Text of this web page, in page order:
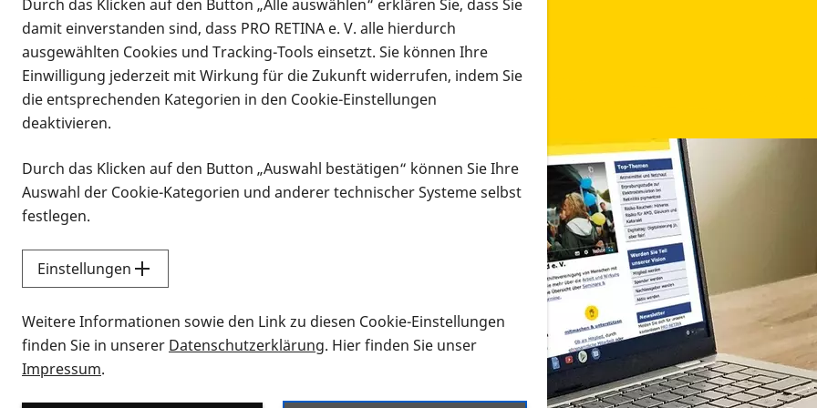
Infomaterial
Infomaterial
Vorlesen
Alle Infomaterialien in verschiedenen Formaten an
Sie möchten wissen, wie Sie nach Infonmaterial suchen und dieses bestellen bzw. herunterladen
Durch das Klicken auf den Button „Alle auswählen“ erklären Sie, dass Sie
damit einverstanden sind, dass PRO RETINA e. V. alle hierdurch
ausgewählten Cookies und Tracking-Tools einsetzt. Sie können Ihre
Einwilligung jederzeit mit Wirkung für die Zukunft widerrufen, indem Sie
die entsprechenden Kategorien in den Cookie-Einstellungen
deaktivieren.
Durch das Klicken auf den Button „Auswahl bestätigen“ können Sie Ihre
Auswahl der Cookie-Kategorien und anderer technischer Systeme selbst
festlegen.
Einstellungen
Weitere Informationen sowie den Link zu diesen Cookie-Einstellungen
finden Sie in unserer Datenschutzerklärung. Hier finden Sie unser
Impressum.